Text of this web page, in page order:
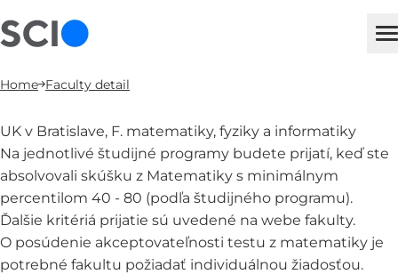
Home Faculty detail
UK v Bratislave, F. matematiky, fyziky a informatiky
Na jednotlivé študijné programy budete prijatí, keď ste
absolvovali skúšku z Matematiky s minimálnym
percentilom 40 - 80 (podľa študijného programu).
Ďalšie kritériá prijatie sú uvedené na webe fakulty.
O posúdenie akceptovateľnosti testu z matematiky je
potrebné fakultu požiadať individuálnou žiadosťou.